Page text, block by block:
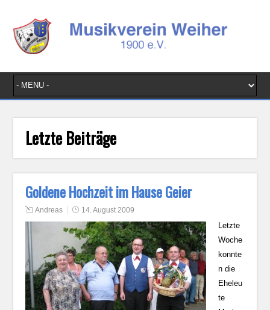
Letzte Beiträge
Goldene Hochzeit im Hause Geier
Andreas 14. August 2009
Letzte
Woche
konnte
n die
Eheleu
te